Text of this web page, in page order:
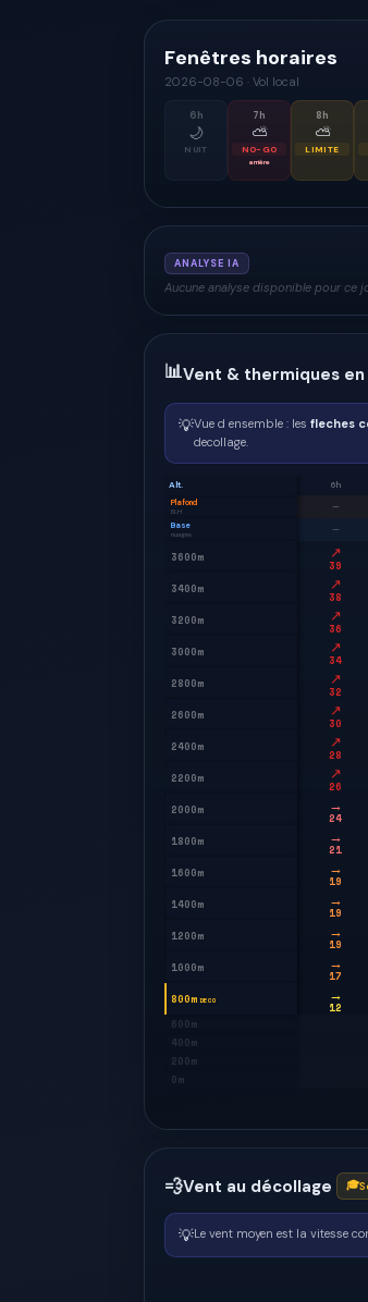
Fenêtres horaires
2026-08-06 · Vol local
6h
🌙
NUIT
7h
⛅
NO-GO
arrière
8h
⛅
LIMITE
ANALYSE IA
Aucune analyse disponible pour ce
📊Vent & thermiques
💡Vue d ensemble : les fleches
decollage.
Alt. 6h
Plafond
BLH —
Base
nuages —
3600m ↗
39
3400m
↗
38
3200m
↗
36
3000m
↗
34
2800m
↗
32
2600m
↗
30
2400m
↗
28
2200m
↗
26
2000m
→
24
1800m
→
21
1600m
→
19
1400m
→
19
1200m
→
19
1000m
→
17
800m DECO →
12
600m
400m
200m
0m
💨Vent au décollage 🎓
💡Le vent moyen est la vitesse